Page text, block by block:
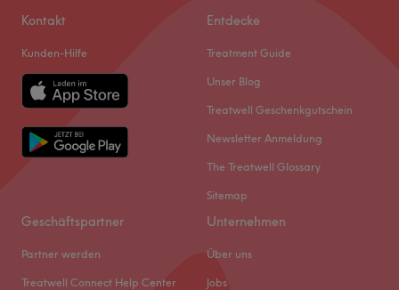
Kontakt
Kunden-Hilfe
Entdecke
Treatment Guide
Unser Blog
Treatwell Geschenkgutschein
Newsletter Anmeldung
The Treatwell Glossary
Sitemap
Geschäftspartner
Partner werden
Treatwell Connect Help Center
Unternehmen
Über uns
Jobs